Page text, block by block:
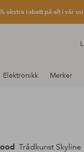
ekstra rabatt på alt i vår
Elektronikk Merker
Trådkunst Skyline